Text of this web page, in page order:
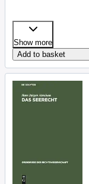
Show more
Add to basket